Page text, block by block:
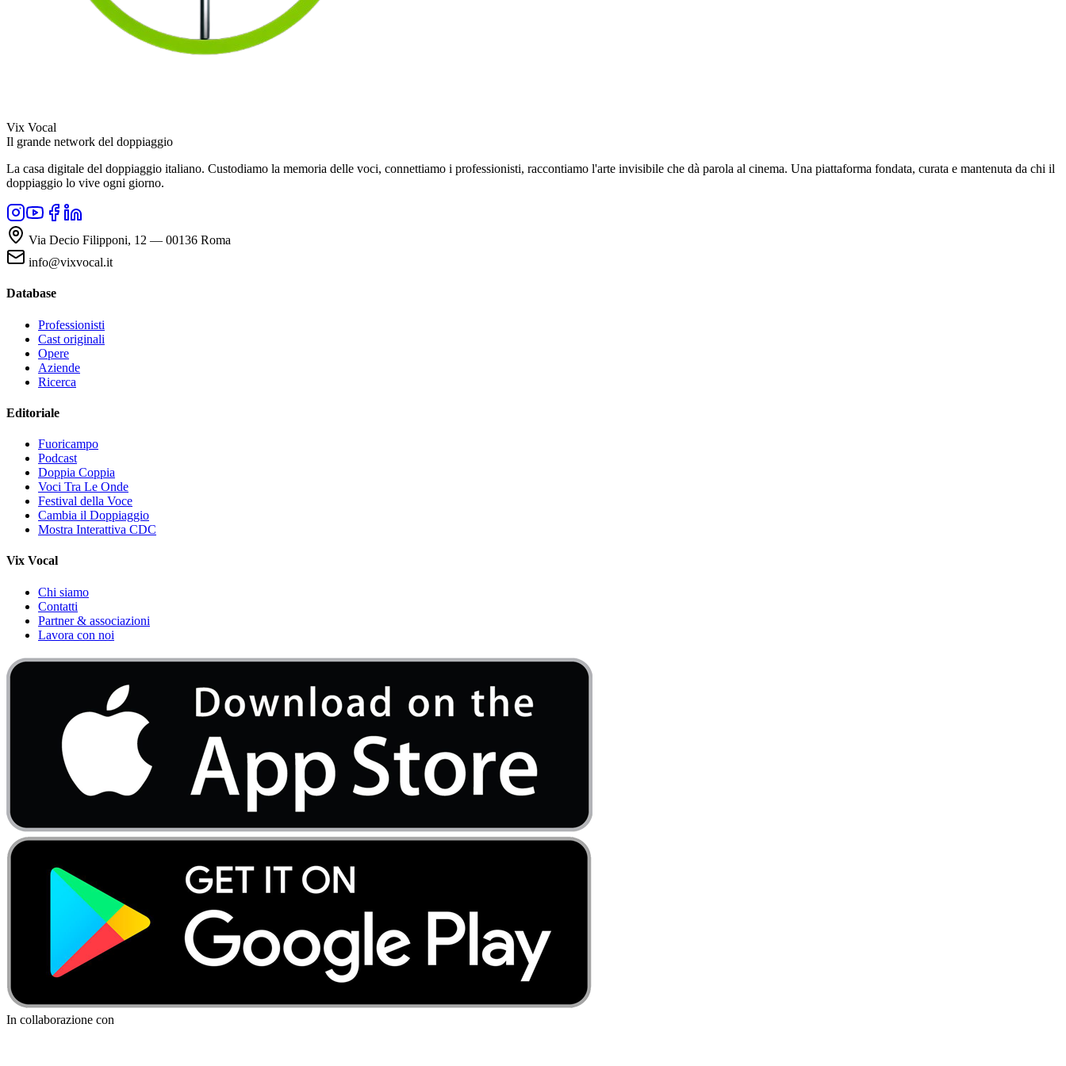
Vix Vocal
Il grande network del doppiaggio
La casa digitale del doppiaggio italiano. Custodiamo la memoria delle voci, connettiamo i professionisti, raccontiamo l'arte invisibile che dà parola al cinema. Una piattaforma fondata, curata e mantenuta da chi il
doppiaggio lo vive ogni giorno.
Via Decio Filipponi, 12 — 00136 Roma
info@vixvocal.it
Database
Professionisti
Cast originali
Opere
Aziende
Ricerca
Editoriale
Fuoricampo
Podcast
Doppia Coppia
Voci Tra Le Onde
Festival della Voce
Cambia il Doppiaggio
Mostra Interattiva CDC
Vix Vocal
Chi siamo
Contatti
Partner & associazioni
Lavora con noi
In collaborazione con